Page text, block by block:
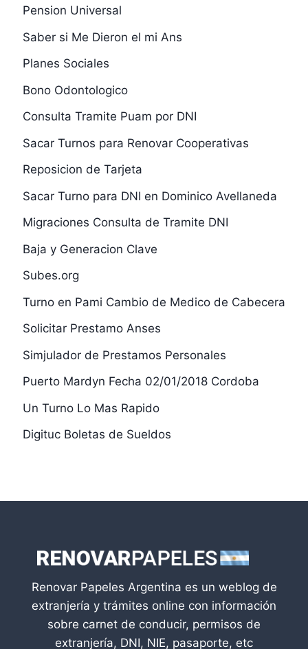
Pension Universal
Saber si Me Dieron el mi Ans
Planes Sociales
Bono Odontologico
Consulta Tramite Puam por DNI
Sacar Turnos para Renovar Cooperativas
Reposicion de Tarjeta
Sacar Turno para DNI en Dominico Avellaneda
Migraciones Consulta de Tramite DNI
Baja y Generacion Clave
Subes.org
Turno en Pami Cambio de Medico de Cabecera
Solicitar Prestamo Anses
Simjulador de Prestamos Personales
Puerto Mardyn Fecha 02/01/2018 Cordoba
Un Turno Lo Mas Rapido
Digituc Boletas de Sueldos
Renovar Papeles Argentina es un weblog de
extranjería y trámites online con información
sobre carnet de conducir, permisos de
extranjería, DNI, NIE, pasaporte, etc